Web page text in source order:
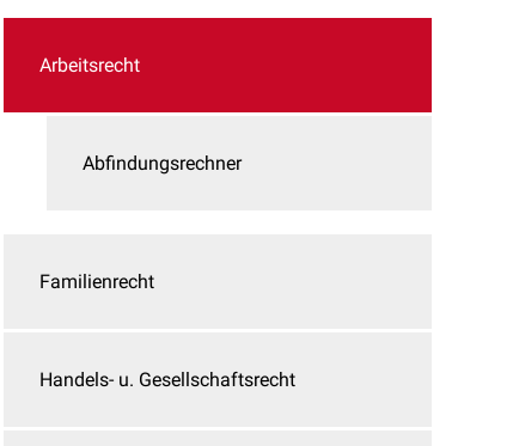
Arbeitsrecht
Abfindungsrechner
Familienrecht
Handels- u. Gesellschaftsrecht